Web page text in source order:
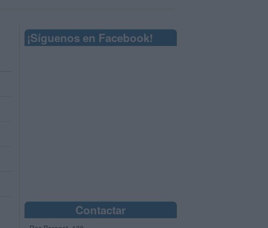
¡Síguenos en Facebook!
Contactar